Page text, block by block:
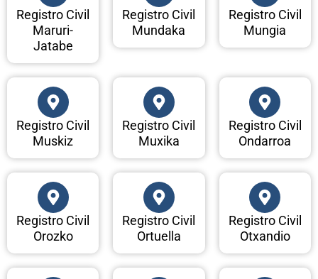
Registro Civil
Maruri-
Jatabe
Registro Civil
Mundaka
Registro Civil
Mungia
Registro Civil
Muskiz
Registro Civil
Muxika
Registro Civil
Ondarroa
Registro Civil
Orozko
Registro Civil
Ortuella
Registro Civil
Otxandio